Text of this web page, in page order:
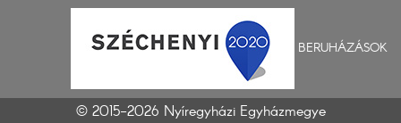
BERUHÁZÁSOK
© 2015-2026 Nyíregyházi Egyházmegye